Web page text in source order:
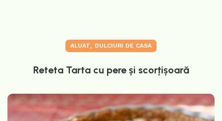
ALUAT, DULCIURI DE CASA
Reteta Tarta cu pere și scorțișoară